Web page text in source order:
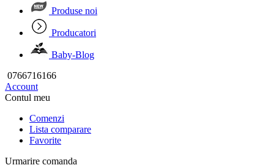
Produse noi
Producatori
Baby-Blog
0766716166
Account
Contul meu
Comenzi
Lista comparare
Favorite
Urmarire comanda